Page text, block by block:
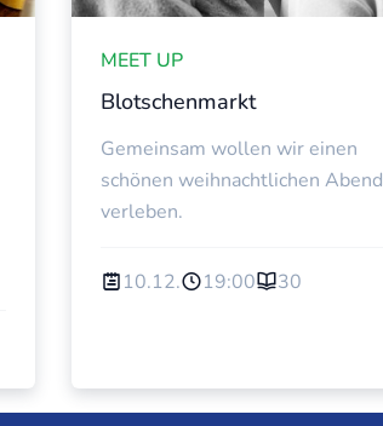
MEET UP
Blotschenmarkt
Gemeinsam wollen wir einen
schönen weihnachtlichen Abend
verleben.
10.12. 19:00 30